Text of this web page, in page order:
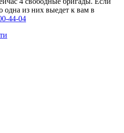
одна из них выедет к вам в
44-04